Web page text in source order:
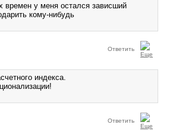
времен у меня остался зависший
кому-нибудь
Ответить
индекса.
Ответить